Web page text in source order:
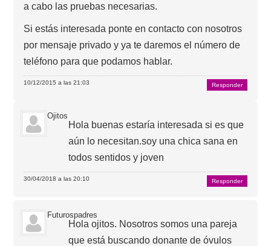
a cabo las pruebas necesarias.
Si estás interesada ponte en contacto con nosotros
por mensaje privado y ya te daremos el número de
teléfono para que podamos hablar.
10/12/2015 a las 21:03 Responder
Ojitos
Hola buenas estaría interesada si es que
aún lo necesitan.soy una chica sana en
todos sentidos y joven
30/04/2018 a las 20:10 Responder
Futurospadres
Hola ojitos. Nosotros somos una pareja
que está buscando donante de óvulos